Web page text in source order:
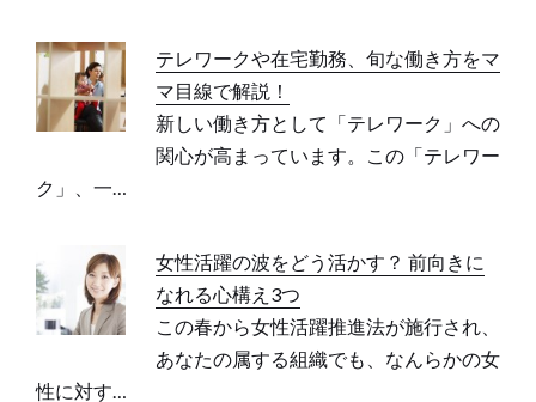
テレワークや在宅勤務、旬な働き方をマ
マ目線で解説！
新しい働き方として「テレワーク」への
関心が高まっています。この「テレワー
ク」、一…
女性活躍の波をどう活かす？ 前向きに
なれる心構え3つ
この春から女性活躍推進法が施行され、
あなたの属する組織でも、なんらかの女
性に対す…